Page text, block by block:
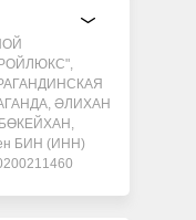
ӘЛИХАН
300200211460